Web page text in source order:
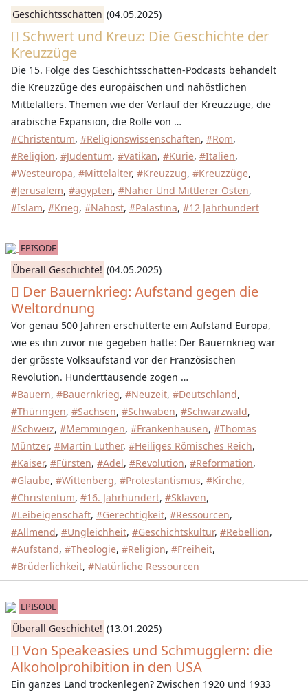
Geschichtsschatten (04.05.2025)
Schwert und Kreuz: Die Geschichte der
Kreuzzüge
Die 15. Folge des Geschichtsschatten-Podcasts behandelt
die Kreuzzüge des europäischen und nahöstlichen
Mittelalters. Themen wie der Verlauf der Kreuzzüge, die
arabische Expansion, die Rolle von …
#Christentum, #Religionswissenschaften, #Rom,
#Religion, #Judentum, #Vatikan, #Kurie, #Italien,
#Westeuropa, #Mittelalter, #Kreuzzug, #Kreuzzüge,
#Jerusalem, #ägypten, #Naher Und Mittlerer Osten,
#Islam, #Krieg, #Nahost, #Palästina, #12 Jahrhundert
EPISODE
Überall Geschichte! (04.05.2025)
Der Bauernkrieg: Aufstand gegen die
Weltordnung
Vor genau 500 Jahren erschütterte ein Aufstand Europa,
wie es ihn zuvor nie gegeben hatte: Der Bauernkrieg war
der grösste Volksaufstand vor der Französischen
Revolution. Hunderttausende zogen …
#Bauern, #Bauernkrieg, #Neuzeit, #Deutschland,
#Thüringen, #Sachsen, #Schwaben, #Schwarzwald,
#Schweiz, #Memmingen, #Frankenhausen, #Thomas
Müntzer, #Martin Luther, #Heiliges Römisches Reich,
#Kaiser, #Fürsten, #Adel, #Revolution, #Reformation,
#Glaube, #Wittenberg, #Protestantismus, #Kirche,
#Christentum, #16. Jahrhundert, #Sklaven,
#Leibeigenschaft, #Gerechtigkeit, #Ressourcen,
#Allmend, #Ungleichheit, #Geschichtskultur, #Rebellion,
#Aufstand, #Theologie, #Religion, #Freiheit,
#Brüderlichkeit, #Natürliche Ressourcen
EPISODE
Überall Geschichte! (13.01.2025)
Von Speakeasies und Schmugglern: die
Alkoholprohibition in den USA
Ein ganzes Land trockenlegen? Zwischen 1920 und 1933